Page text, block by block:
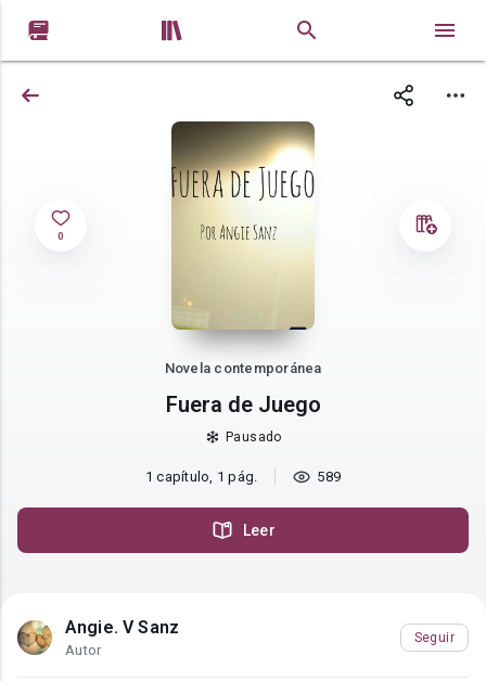
 
0
Novela contemporánea
Fuera de Juego
Pausado
1 capítulo, 1 pág. 589
Leer
Angie. V Sanz
Autor
Seguir